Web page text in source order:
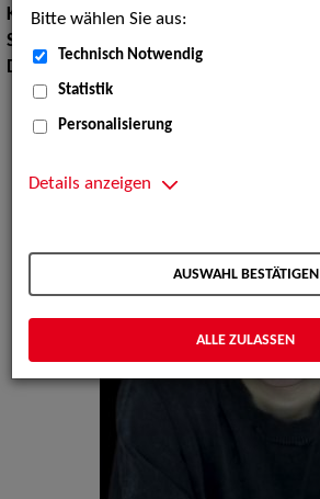
Körpergröße:169 cm
Sprachen:
Dialekte:
Schweizerdeutsch
Bitte wählen Sie aus:
Technisch Notwendig
Statistik
Personalisierung
Details anzeigen
AUSWAHL BESTÄTIGEN
ALLE ZULASSEN